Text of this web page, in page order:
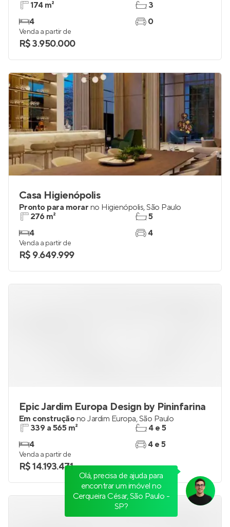
174 m²
4
3
0
Venda a partir de
R$ 3.950.000
Casa Higienópolis
Pronto para morar no Higienópolis,São Paulo
276 m²
4
5
4
Venda a partir de
R$ 9.649.999
Epic Jardim Europa Design by Pininfarina
Em construçãono Jardim Europa,São Paulo
339 a 565 m²
4
4 e 5
4 e 5
Venda a partir de
R$ 14.193.471
Olá, precisa de ajuda para
encontrar um imóvel no
Cerqueira César, São Paulo -
SP?